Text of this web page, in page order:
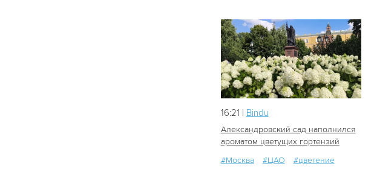
17
16:21 | Bindu
Александровский сад наполнился
ароматом цветущих гортензий
#Москва
#ЦАО #цветение